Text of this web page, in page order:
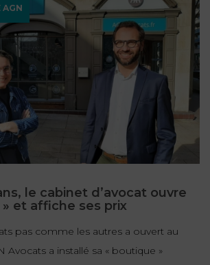
AGN
le cabinet d’avocat ouvre
et affiche ses prix
pas comme les autres a ouvert au
Avocats a installé sa « boutique »